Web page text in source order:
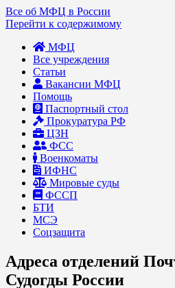
Все об МФЦ в России
Перейти к содержимому
МФЦ
Все учреждения
Статьи
Вакансии МФЦ
Помощь
Паспортный стол
Прокуратура РФ
ЦЗН
ФСС
Военкоматы
ИФНС
Мировые суды
ФССП
БТИ
МСЭ
Соцзащита
Адреса отделений
Судогды России